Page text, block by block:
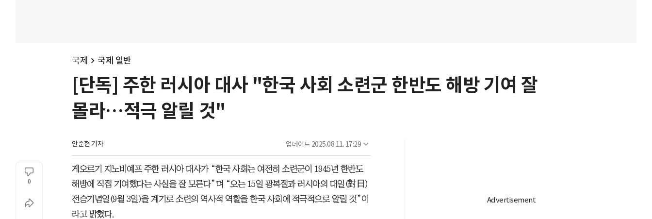
국제 국제 일반
[단독] 주한 러시아 대사 "한국 사회 소련군 한반도 해방 기여 잘
몰라…적극 알릴 것"
안준현 기자 업데이트 2025.08.11. 17:29
0
게오르기 지노비예프 주한 러시아 대사가 “한국 사회는 여전히 소련군이 1945년 한반도
해방에 직접 기여했다는 사실을 잘 모른다”며 “오는 15일 광복절과 러시아의 대일(對日)
전승기념일(9월 3일)을 계기로 소련의 역사적 역할을 한국 사회에 적극적으로 알릴 것”이
라고 밝혔다.